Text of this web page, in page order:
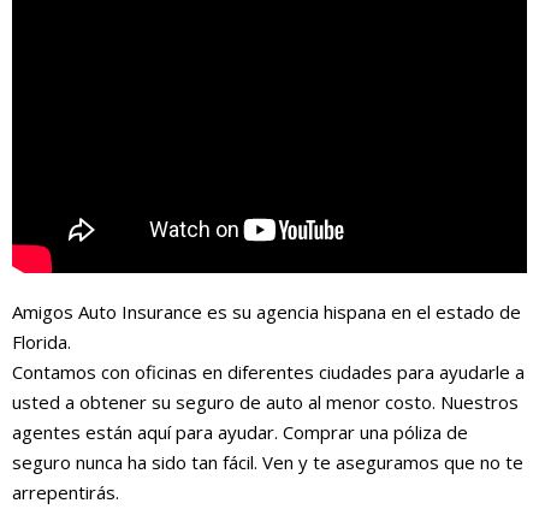
Amigos Auto Insurance es su agencia hispana en el estado de
Florida.
Contamos con oficinas en diferentes ciudades para ayudarle a
usted a obtener su seguro de auto al menor costo. Nuestros
agentes están aquí para ayudar. Comprar una póliza de
seguro nunca ha sido tan fácil. Ven y te aseguramos que no te
arrepentirás.